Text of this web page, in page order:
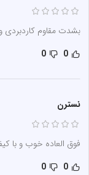
بشدت مقاوم
0
0
نسترن
فوق العاده خوب و با
0
0